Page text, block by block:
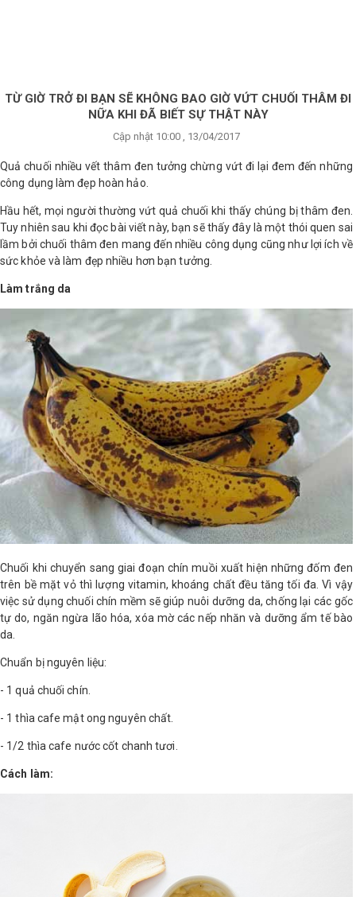
Shop All Brand A-
TỪ GIỜ TRỞ ĐI BẠN SẼ KHÔNG BAO GIỜ VỨT CHUỐI THÂM ĐI
NỮA KHI ĐÃ BIẾT SỰ THẬT NÀY
Cập nhật 10:00 , 13/04/2017
Quả chuối nhiều vết thâm đen tưởng chừng vứt đi lại đem đến những
công dụng làm đẹp hoàn hảo.
Hầu hết, mọi người thường vứt quả chuối khi thấy chúng bị thâm đen.
Tuy nhiên sau khi đọc bài viết này, bạn sẽ thấy đây là một thói quen sai
lầm bởi chuối thâm đen mang đến nhiều công dụng cũng như lợi ích về
sức khỏe và làm đẹp nhiều hơn bạn tưởng.
Làm trắng da
Chuối khi chuyển sang giai đoạn chín muồi xuất hiện những đốm đen
trên bề mặt vỏ thì lượng vitamin, khoáng chất đều tăng tối đa. Vì vậy
việc sử dụng chuối chín mềm sẽ giúp nuôi dưỡng da, chống lại các gốc
tự do, ngăn ngừa lão hóa, xóa mờ các nếp nhăn và dưỡng ẩm tế bào
da.
Chuẩn bị nguyên liệu:
- 1 quả chuối chín.
- 1 thìa cafe mật ong nguyên chất.
- 1/2 thìa cafe nước cốt chanh tươi.
Cách làm: